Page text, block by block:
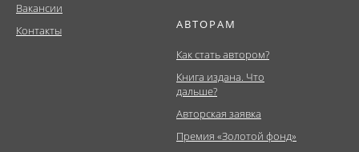
Вакансии
Контакты
АВТОРАМ
Как стать автором?
Книга издана. Что
дальше?
Авторская заявка
Премия «Золотой фонд»